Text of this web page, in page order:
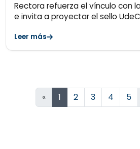
Rectora refuerza el vínculo con
e invita a proyectar el sello UdeC
Leer más
« 1 2 3 4 5